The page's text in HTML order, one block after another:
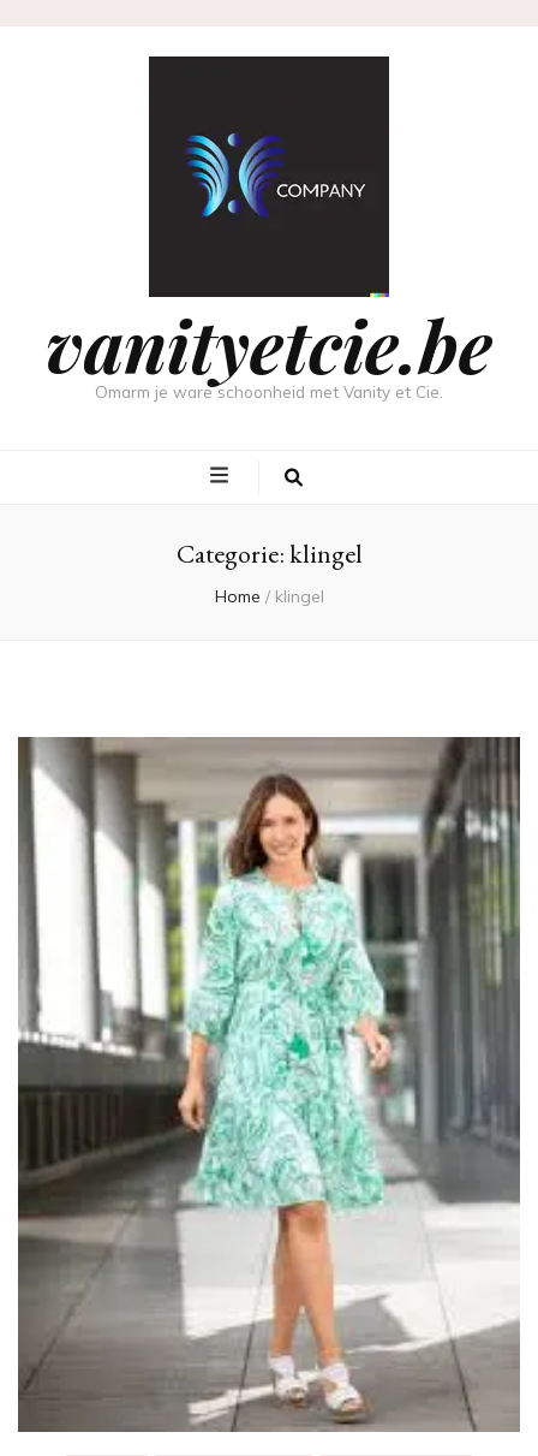
vanityetcie.be
Omarm je ware schoonheid met Vanity et Cie.
Categorie:klingel
Home / klingel